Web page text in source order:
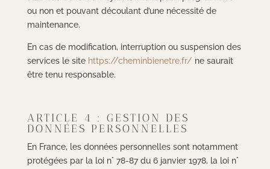
ou non et pouvant découlant d’une nécessité de
maintenance.
En cas de modification, interruption ou suspension des
services le site https://cheminbienetre.fr/ne saurait
être tenu responsable.
ARTICLE 4 : GESTION DES
DONNÉES PERSONNELLES
En France, les données personnelles sont notamment
protégées par la loi n° 78-87 du 6 janvier 1978, la loi n°